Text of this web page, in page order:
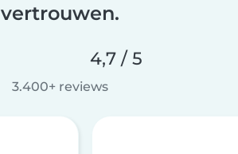
vertrouwen.
4,7 / 5
3.400+ reviews